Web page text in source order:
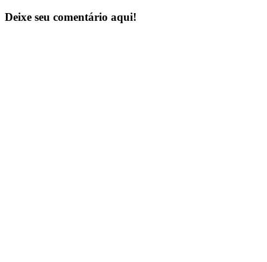
Deixe seu comentário aqui!